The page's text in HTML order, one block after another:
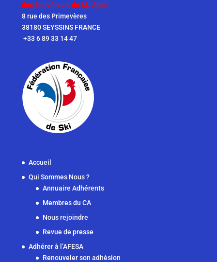
des Entraîneurs de Ski Alpin
8 rue des Primevères
38180 SEYSSINS FRANCE
+33 6 89 33 14 47
Accueil
Qui Sommes Nous ?
Annuaire Adhérents
Membres du CA
Nous rejoindre
Revue de presse
Adhérer à l’AFESA
Renouveler son adhésion